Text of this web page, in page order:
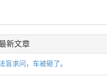
新文章
盲求问，车被砸了。